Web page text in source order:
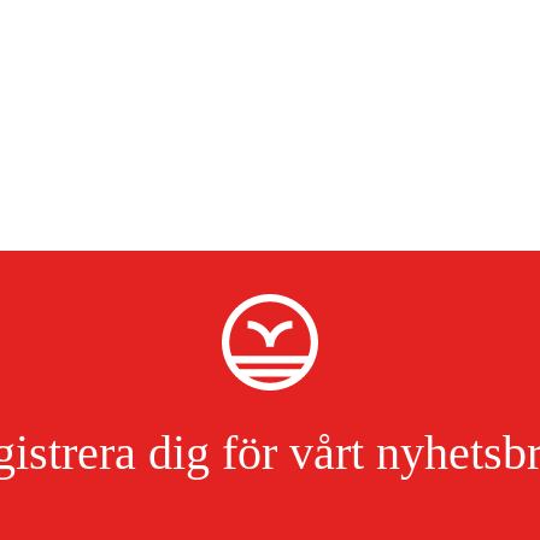
dig för vårt